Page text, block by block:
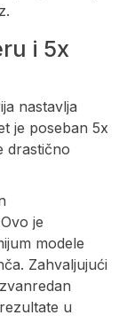
i 5x
nastavlja
je poseban 5x
drastično
je
modele
Zahvaljujući
u